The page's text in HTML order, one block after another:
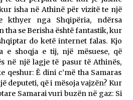
isha në Athinë për vizitë te një
nga Shqipëria, ndërsa
tha se Berisha është fantastik, kur
do ketë internet falas. Kjo
e shoqja e tij, një mësuese, që
në një lagje të pasur të Athinës,
qeshur: Ë dini c’më tha Samaras
deputeti, që i mësoja vajzën? Kur
Samarai vuri buzën në gaz: Si